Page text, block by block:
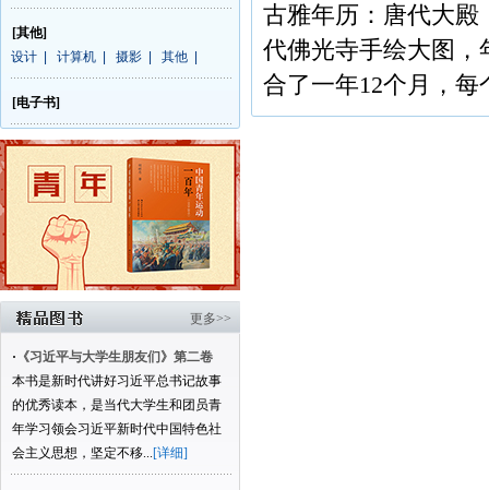
[其他]
设计
计算机 摄影 其他
[电子书]
更多>>
· 《习近平与大学生朋友们》第二卷
本书是新时代讲好习近平总书记故事
的优秀读本，是当代大学生和团员青
年学习领会习近平新时代中国特色社
会主义思想，坚定不移...[详细]
古雅年历：唐代大殿
代佛光寺手绘大图，
合了一年12个月，